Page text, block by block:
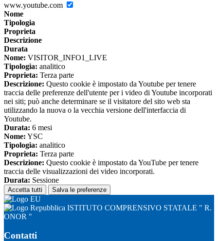
www.youtube.com
Nome
Tipologia
Proprieta
Descrizione
Durata
Nome: VISITOR_INFO1_LIVE
Tipologia: analitico
Proprieta: Terza parte
Descrizione: Questo cookie è impostato da Youtube per tenere
traccia delle preferenze dell'utente per i video di Youtube incorporati
nei siti; può anche determinare se il visitatore del sito web sta
utilizzando la nuova o la vecchia versione dell'interfaccia di
Youtube.
Durata: 6 mesi
Nome: YSC
Tipologia: analitico
Proprieta: Terza parte
Descrizione: Questo cookie è impostato da YouTube per tenere
traccia delle visualizzazioni dei video incorporati.
Durata: Sessione
Accetta tutti Salva le preferenze
ISTITUTO COMPRENSIVO STATALE " R.
ONOR "
Contatti